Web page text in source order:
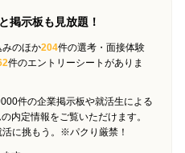
掲示板も見放題！
みのほか204件の選考・面接体験
件のエントリーシートがありま
件の企業掲示板や就活生による
内定情報をご覧いただけます。
に挑もう。※パクり厳禁！